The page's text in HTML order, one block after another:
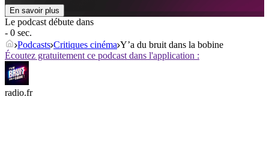
En savoir plus
Le podcast débute dans
- 0 sec.
Podcasts Critiques cinéma Y’a du bruit dans la bobine
Écoutez gratuitement ce podcast dans l'application :
radio.fr